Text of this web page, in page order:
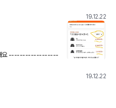
19.12.22
빨리 알려주세여 아
19.12.22